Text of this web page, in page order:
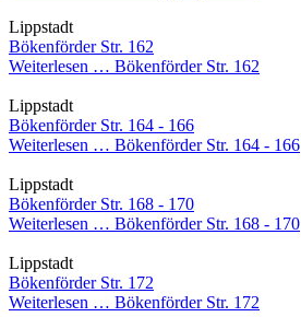
Lippstadt
Bökenförder Str. 162
Weiterlesen … Bökenförder Str. 162
Lippstadt
Bökenförder Str. 164 - 166
Weiterlesen … Bökenförder Str. 164 - 166
Lippstadt
Bökenförder Str. 168 - 170
Weiterlesen … Bökenförder Str. 168 - 170
Lippstadt
Bökenförder Str. 172
Weiterlesen … Bökenförder Str. 172